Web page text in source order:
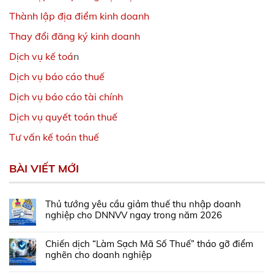
Thành lập địa điểm kinh doanh
Thay đổi đăng ký kinh doanh
Dịch vụ kế toán
Dịch vụ báo cáo thuế
Dịch vụ báo cáo tài chính
Dịch vụ quyết toán thuế
Tư vấn kế toán thuế
BÀI VIẾT MỚI
Thủ tướng yêu cầu giảm thuế thu nhập doanh
nghiệp cho DNNVV ngay trong năm 2026
Chiến dịch “Làm Sạch Mã Số Thuế” tháo gỡ điểm
nghẽn cho doanh nghiệp